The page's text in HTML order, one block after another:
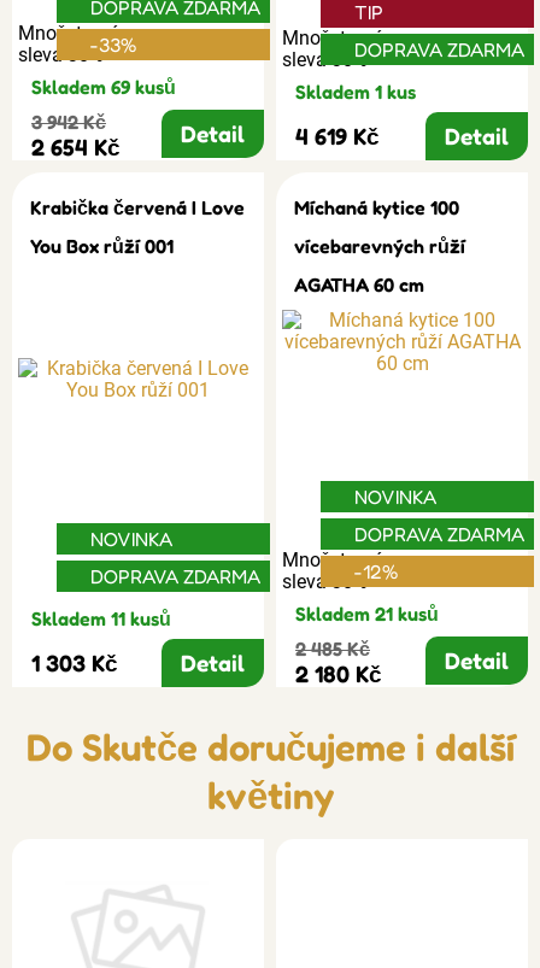
Množstevní
sleva 30%
DOPRAVA ZDARMA
-33%
Skladem 69 kusů
3 942 Kč
2 654 Kč Detail
Množstevní
sleva 30%
TIP
DOPRAVA ZDARMA
Skladem 1 kus
4 619 Kč Detail
Krabička červená I Love
You Box růží 001
NOVINKA
DOPRAVA ZDARMA
Skladem 11 kusů
1 303 Kč Detail
Míchaná kytice 100
vícebarevných růží
AGATHA 60 cm
Množstevní
sleva 30%
NOVINKA
DOPRAVA ZDARMA
-12%
Skladem 21 kusů
2 485 Kč
2 180 Kč Detail
Do Skutče doručujeme i další
květiny